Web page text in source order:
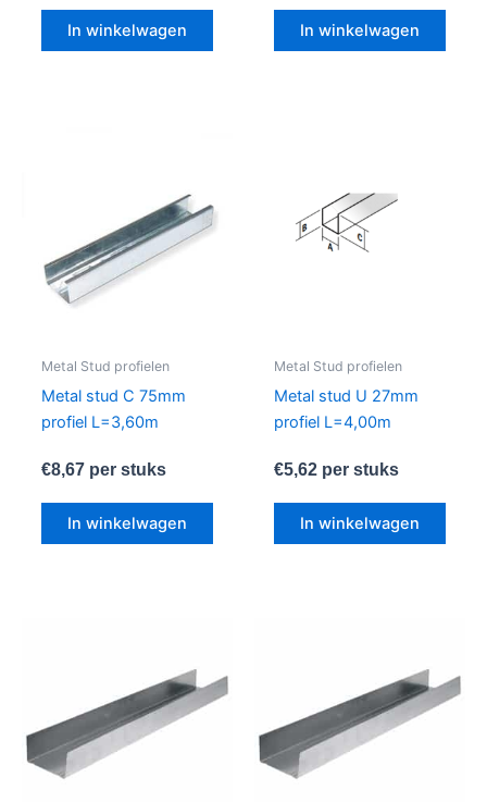
In winkelwagen In winkelwagen
Metal Stud profielen
Metal stud C 75mm
profiel L=3,60m
€8,67per stuks
In winkelwagen
Metal Stud profielen
Metal stud U 27mm
profiel L=4,00m
€5,62per stuks
In winkelwagen